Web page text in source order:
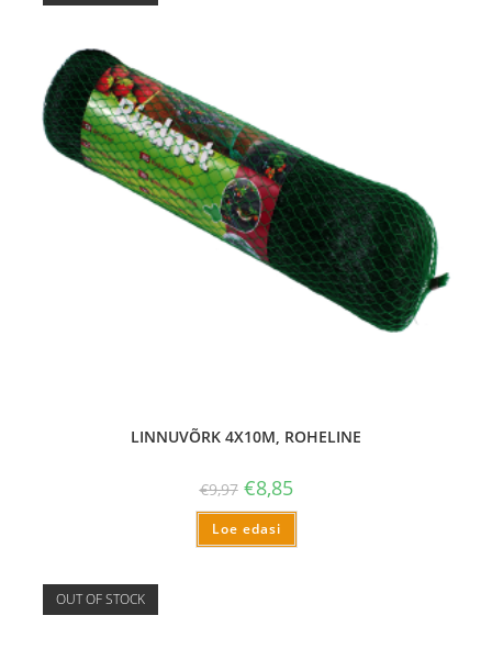
LINNUVÕRK 4X10M, ROHELINE
€9,97 €8,85
Loe edasi
OUT OF STOCK